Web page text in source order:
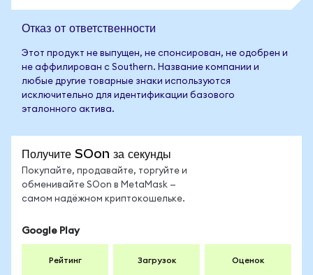
Отказ от ответственности
Этот продукт не выпущен, не спонсирован, не одобрен и
не аффилирован с Southern. Название компании и
любые другие товарные знаки используются
исключительно для идентификации базового
эталонного актива.
Получите SOon за секунды
Покупайте, продавайте, торгуйте и
обменивайте SOon в MetaMask —
самом надёжном криптокошельке.
Google Play
Рейтинг Загрузок Оценок